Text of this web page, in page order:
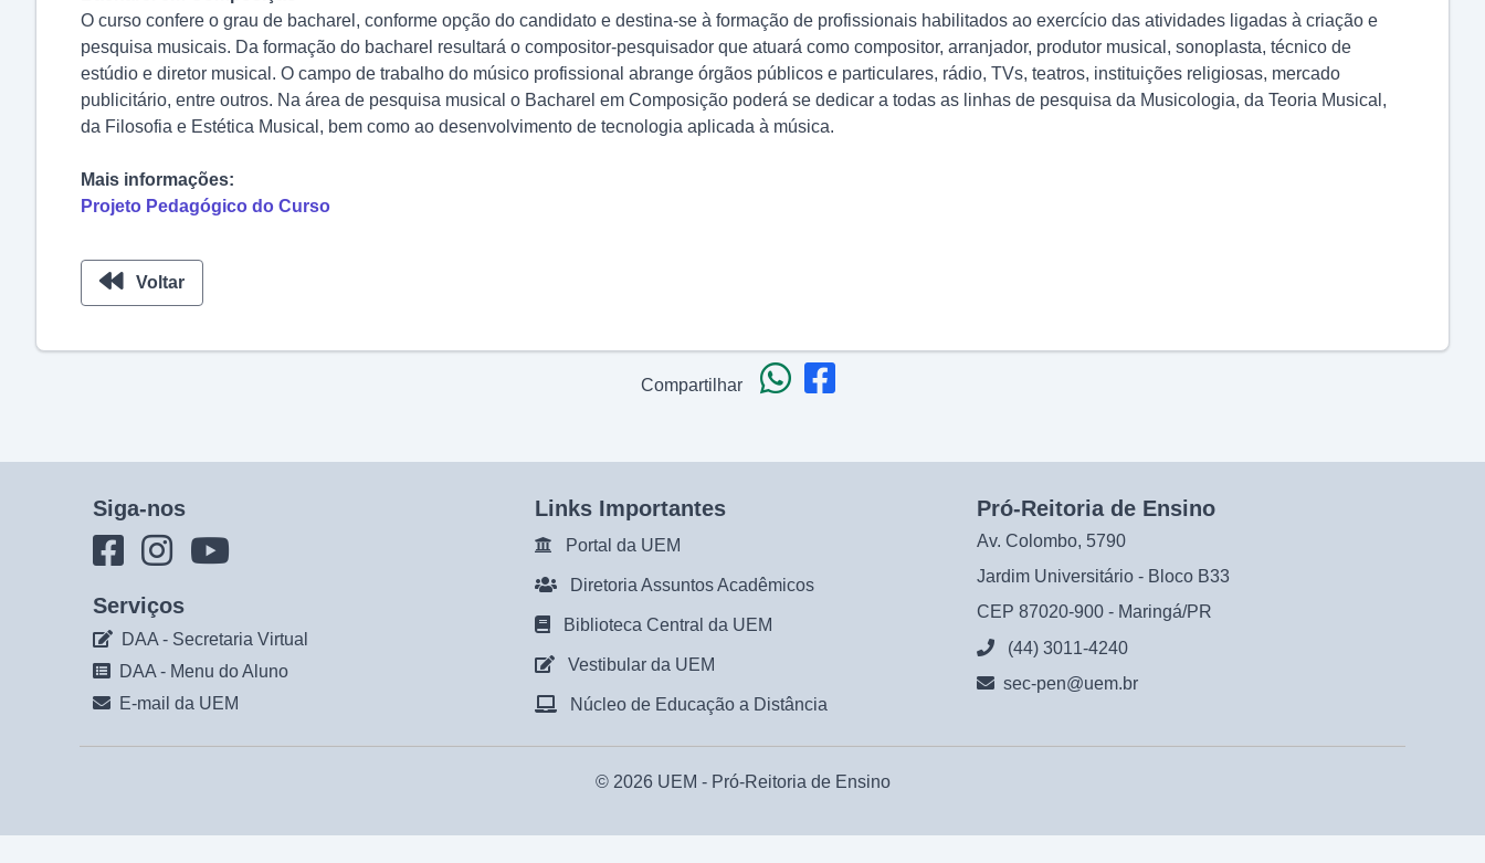
O curso confere o grau de bacharel, conforme opção do candidato e destina-se à formação de profissionais habilitados ao exercício das atividades ligadas à criação e
pesquisa musicais. Da formação do bacharel resultará o compositor-pesquisador que atuará como compositor, arranjador, produtor musical, sonoplasta, técnico de
estúdio e diretor musical. O campo de trabalho do músico profissional abrange órgãos públicos e particulares, rádio, TVs, teatros, instituições religiosas, mercado
publicitário, entre outros. Na área de pesquisa musical o Bacharel em Composição poderá se dedicar a todas as linhas de pesquisa da Musicologia, da Teoria Musical,
da Filosofia e Estética Musical, bem como ao desenvolvimento de tecnologia aplicada à música.
Mais informações:
Projeto Pedagógico do Curso
Voltar
Compartilhar
Siga-nos
Serviços
DAA - Secretaria Virtual
DAA - Menu do Aluno
E-mail da UEM
Links Importantes
Portal da UEM
Diretoria Assuntos Acadêmicos
Biblioteca Central da UEM
Vestibular da UEM
Núcleo de Educação a Distância
Pró-Reitoria de Ensino
Av. Colombo, 5790
Jardim Universitário - Bloco B33
CEP 87020-900 - Maringá/PR
(44) 3011-4240
sec-pen@uem.br
© 2026 UEM - Pró-Reitoria de Ensino